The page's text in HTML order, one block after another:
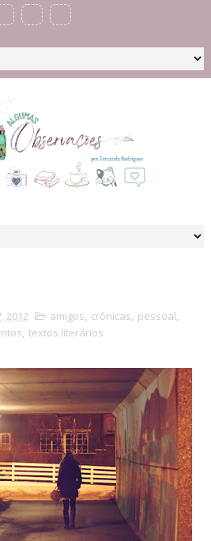
2012 amigos, crônicas, pessoal,
, textos literários